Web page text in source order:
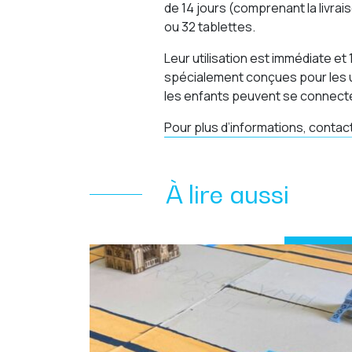
de 14 jours (comprenant la
ou 32 tablettes.
Leur utilisation est immédiate et
spécialement conçues pour
les enfants peuvent se
Pour plus d’informations,
À lire aussi